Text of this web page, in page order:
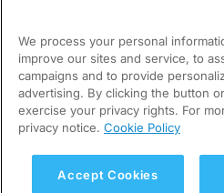
Soporte / Portal
Política de
We process your personal
improve our sites and service, to
campaigns and to provide
advertising. By clicking the button
exercise your privacy rights. For
privacy notice. Cookie Policy
Accept Cookies